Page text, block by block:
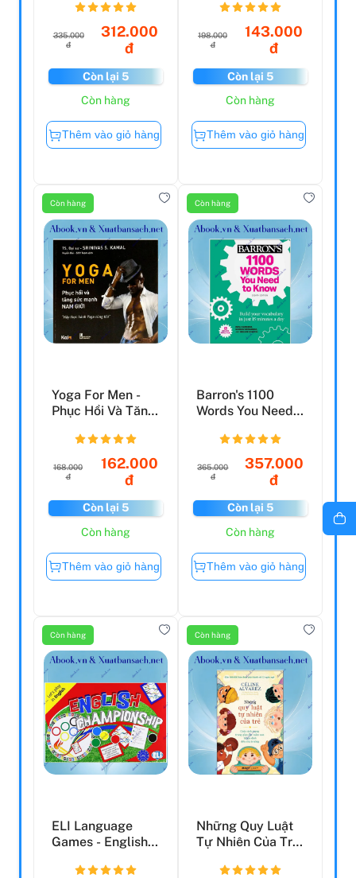
335.000
đ
312.000
đ
Còn lại 5
Còn hàng
Thêm vào giỏ hàng
198.000
đ
143.000
đ
Còn lại 5
Còn hàng
Thêm vào giỏ hàng
Còn hàng
Yoga For Men -
Phục Hồi Và Tăng
Giới
168.000
đ
162.000
đ
Còn lại 5
Còn hàng
Thêm vào giỏ hàng
Còn hàng
Barron's 1100
Words You Need
Your V...
365.000
đ
357.000
đ
Còn lại 5
Còn hàng
Thêm vào giỏ hàng
Còn hàng
ELI Language
Games - English
Còn hàng
Những Quy Luật
Tự Nhiên Của Trẻ